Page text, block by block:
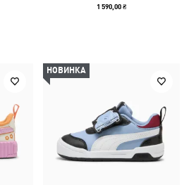
1 590,00 ₴
НОВИНКА